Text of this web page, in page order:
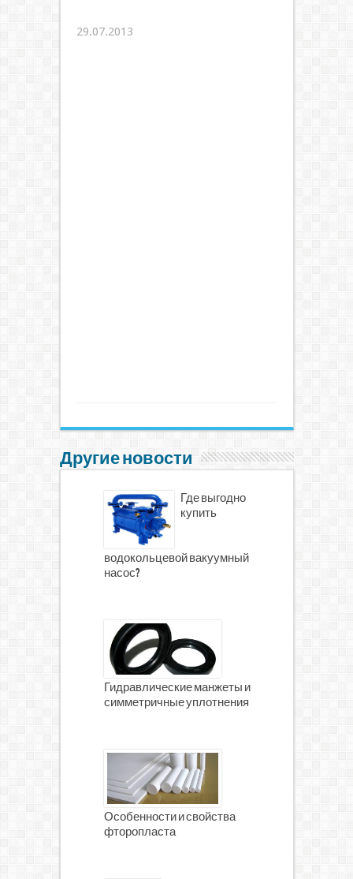
29.07.2013
Другие новости
Где выгодно
купить
водокольцевой вакуумный
насос?
Гидравлические манжеты и
симметричные уплотнения
Особенности и свойства
фторопласта